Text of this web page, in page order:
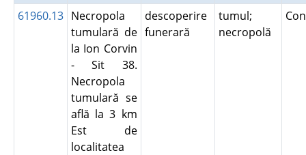
61960.13 Necropola
tumulară de
la Ion Corvin
- Sit 38.
Necropola
tumulară se
află la 3 km
Est de
localitatea
descoperire
funerară
tumul;
necropolă